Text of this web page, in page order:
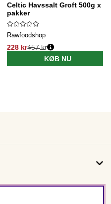
Celtic Havssalt Groft 500g x 5
pakker
Rawfoodshop
228 kr457 kr
KØB NU